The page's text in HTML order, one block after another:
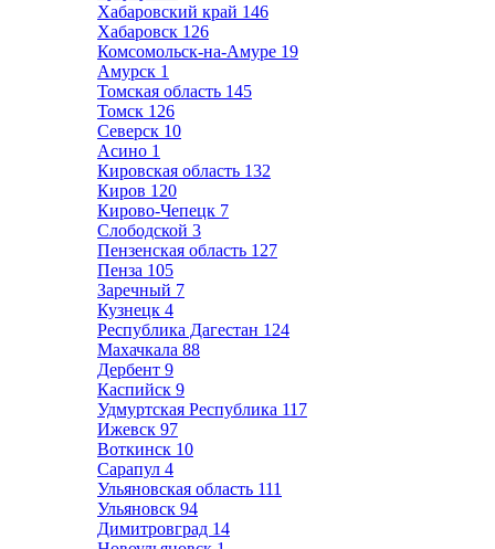
Хабаровский край 146
Хабаровск 126
Комсомольск-на-Амуре 19
Амурск 1
Томская область 145
Томск 126
Северск 10
Асино 1
Кировская область 132
Киров 120
Кирово-Чепецк 7
Слободской 3
Пензенская область 127
Пенза 105
Заречный 7
Кузнецк 4
Республика Дагестан 124
Махачкала 88
Дербент 9
Каспийск 9
Удмуртская Республика 117
Ижевск 97
Воткинск 10
Сарапул 4
Ульяновская область 111
Ульяновск 94
Димитровград 14